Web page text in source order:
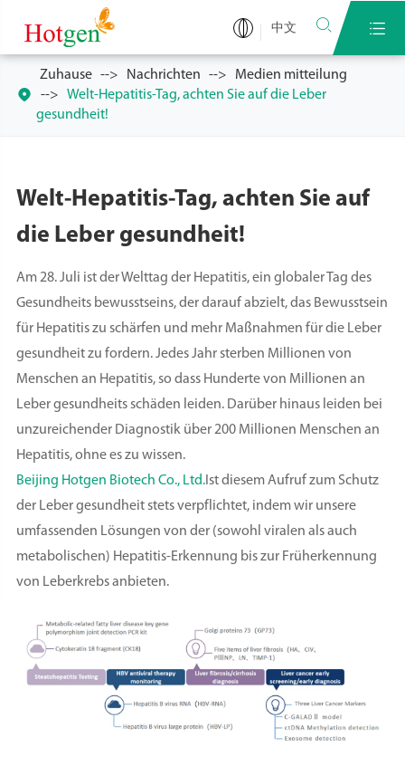
中文  

Zuhause Nachrichten
Medien mitteilung
Welt-Hepatitis-Tag, achten Sie auf die Leber
gesundheit!
Welt-Hepatitis-Tag, achten Sie auf
die Leber gesundheit!
Am 28. Juli ist der Welttag der Hepatitis, ein globaler Tag des
Gesundheits bewusstseins, der darauf abzielt, das Bewusstsein
für Hepatitis zu schärfen und mehr Maßnahmen für die Leber
gesundheit zu fordern. Jedes Jahr sterben Millionen von
Menschen an Hepatitis, so dass Hunderte von Millionen an
Leber gesundheits schäden leiden. Darüber hinaus leiden bei
unzureichender Diagnostik über 200 Millionen Menschen an
Hepatitis, ohne es zu wissen.
Beijing Hotgen Biotech Co., Ltd.Ist diesem Aufruf zum Schutz
der Leber gesundheit stets verpflichtet, indem wir unsere
umfassenden Lösungen von der (sowohl viralen als auch
metabolischen) Hepatitis-Erkennung bis zur Früherkennung
von Leberkrebs anbieten.